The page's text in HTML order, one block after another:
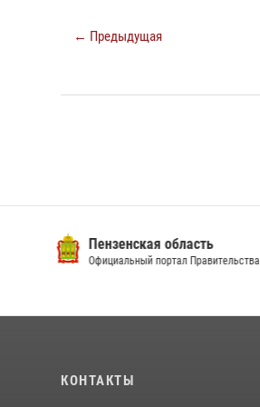
← Предыдущая
Пензенская область
Официальный портал Правительства
КОНТАКТЫ